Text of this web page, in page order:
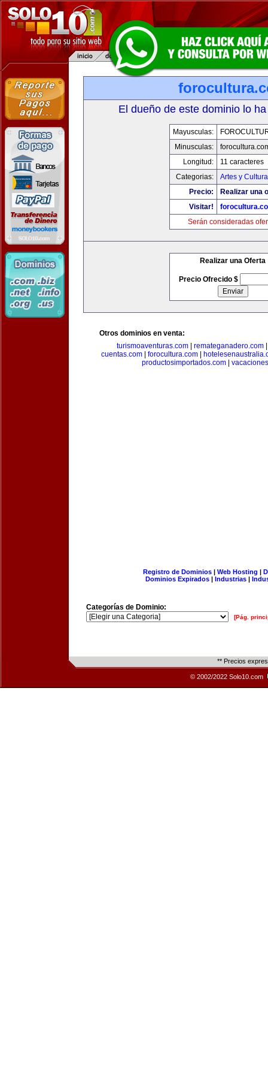
El dueño de este dominio lo
Mayusculas:
Minusculas:
Longitud:
11 caracteres
Categorias:
Artes y Cultura
Precio:
Realizar una
Visitar!
Serán consideradas
Realizar una Oferta
Precio Ofrecido $
Otros dominios en venta:
turismoaventuras.com| remateganadero.com
cuentas.com
forocultura.com
productosimportados.com
Registro de Dominios| Web Hosting |
Dominios Expirados | Industrias |
Categorías de Dominio:
[Pág.
** Precios
© 2002/2022 Solo10.com